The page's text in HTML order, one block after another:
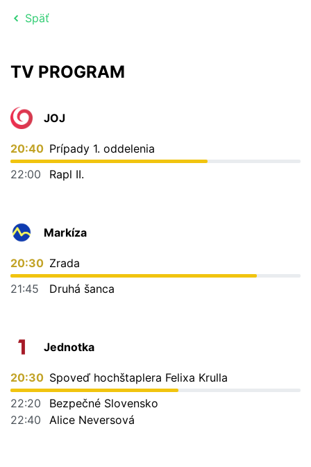
Späť
TV PROGRAM
JOJ
20:40 Prípady 1. oddelenia
22:00
Rapl II.
Markíza
20:30 Zrada
21:45
Druhá šanca
Jednotka
20:30 Spoveď hochštaplera Felixa Krulla
22:20
Bezpečné Slovensko
22:40
Alice Neversová